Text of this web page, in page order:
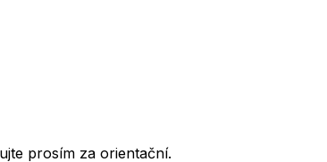
prosím za orientační.